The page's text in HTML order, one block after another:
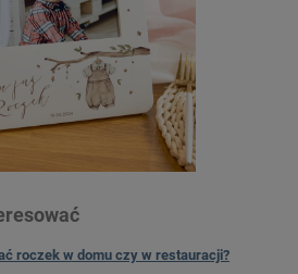
roczek w domu czy w restauracji?